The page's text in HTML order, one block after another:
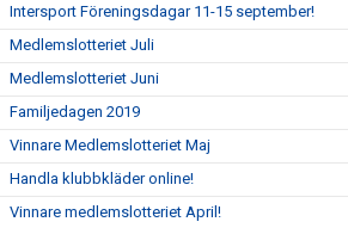
Intersport Föreningsdagar 11-15 september!
Medlemslotteriet Juli
Medlemslotteriet Juni
Familjedagen 2019
Vinnare Medlemslotteriet Maj
Handla klubbkläder online!
Vinnare medlemslotteriet April!